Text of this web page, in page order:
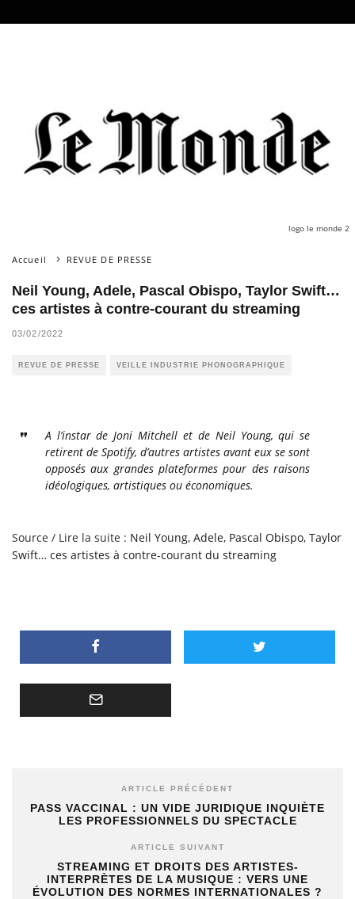
logo le monde 2
Accueil REVUE DE PRESSE
Neil Young, Adele, Pascal Obispo, Taylor Swift…
ces artistes à contre-courant du streaming
03/02/2022
REVUE DE PRESSE VEILLE INDUSTRIE PHONOGRAPHIQUE
A l’instar de Joni Mitchell et de Neil Young, qui se
retirent de Spotify, d’autres artistes avant eux se sont
opposés aux grandes plateformes pour des raisons
idéologiques, artistiques ou économiques.
Source / Lire la suite : Neil Young, Adele, Pascal Obispo, Taylor
Swift… ces artistes à contre-courant du streaming
ARTICLE PRÉCÉDENT
PASS VACCINAL : UN VIDE JURIDIQUE INQUIÈTE
LES PROFESSIONNELS DU SPECTACLE
ARTICLE SUIVANT
STREAMING ET DROITS DES ARTISTES-
INTERPRÈTES DE LA MUSIQUE : VERS UNE
ÉVOLUTION DES NORMES INTERNATIONALES ?